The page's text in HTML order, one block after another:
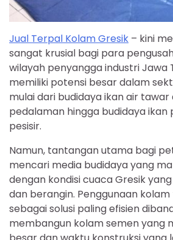
Jual Terpal Kolam Gresik – kini
sangat krusial bagi para
wilayah penyangga industri Jawa
memiliki potensi besar dalam
mulai dari budidaya ikan air tawar
pedalaman hingga budidaya ikan
pesisir.
Namun, tantangan utama bagi
mencari media budidaya yang
dengan kondisi cuaca Gresik
dan berangin. Penggunaan
sebagai solusi paling efisien
membangun kolam semen yang